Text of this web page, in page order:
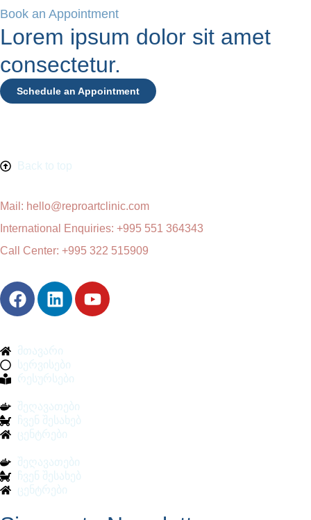
Book an Appointment
Lorem ipsum dolor sit amet
consectetur.
Schedule an Appointment
Back to top
Mail: hello@reproartclinic.com
International Enquiries: +995 551 364343
Call Center: +995 322 515909
მთავარი
სერვისები
რესურსები
შეღავათები
ჩვენ შესახებ
ცენტრები
შეღავათები
ჩვენ შესახებ
ცენტრები